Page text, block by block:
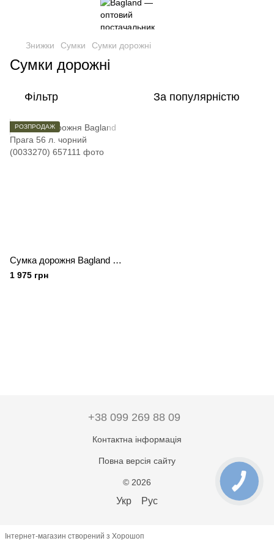
Знижки Сумки Сумки дорожні
Сумки дорожні
Фільтр За популярністю
РОЗПРОДАЖ
Сумка дорожня Bagland Прага 56 л. чорний (0033270)
1 975 грн
+38 099 269 88 09
Контактна інформація
Повна версія сайту
© 2026
Укр Рус
Інтернет-магазин створений з Хорошоп